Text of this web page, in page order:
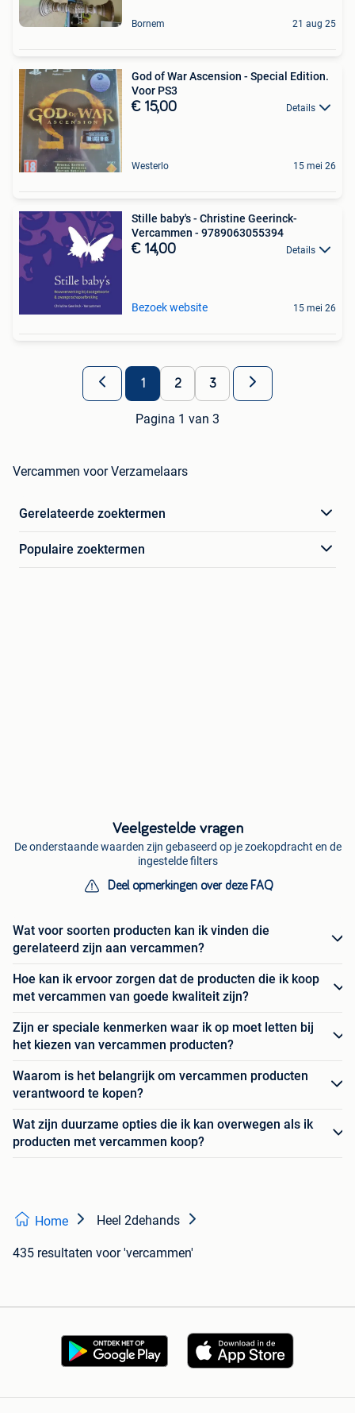
Bornem 21 aug 25
God of War Ascension - Special Edition.
Voor PS3
€ 15,00 Details
Westerlo 15 mei 26
Stille baby's - Christine Geerinck-
Vercammen - 9789063055394
€ 14,00 Details
Bezoek website 15 mei 26
1 2 3
Pagina 1 van 3
Vercammen voor Verzamelaars
Gerelateerde zoektermen
Populaire zoektermen
Veelgestelde vragen
De onderstaande waarden zijn gebaseerd op je zoekopdracht en de
ingestelde filters
Deel opmerkingen over deze FAQ
Wat voor soorten producten kan ik vinden die
gerelateerd zijn aan vercammen?
Hoe kan ik ervoor zorgen dat de producten die ik koop
met vercammen van goede kwaliteit zijn?
Zijn er speciale kenmerken waar ik op moet letten bij
het kiezen van vercammen producten?
Waarom is het belangrijk om vercammen producten
verantwoord te kopen?
Wat zijn duurzame opties die ik kan overwegen als ik
producten met vercammen koop?
Home Heel 2dehands
435 resultaten voor 'vercammen'